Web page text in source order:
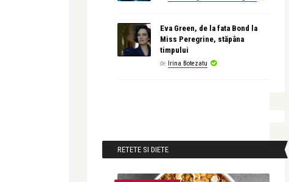
Eva Green, de la fata Bond la
Miss Peregrine, stăpâna
timpului
de Irina Botezatu
RETETE SI DIETE